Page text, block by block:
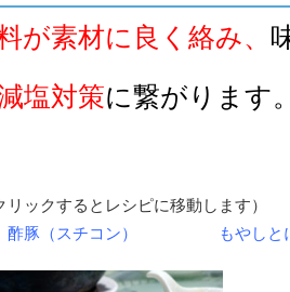
が素材に良く絡み、
塩対策に繋がります。
ックするとレシピに移動します）
酢豚（スチコン） もやしと